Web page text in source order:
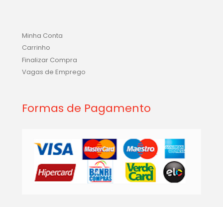
Carrinho
Finalizar Compra
Vagas de Emprego
Formas de Pagamento